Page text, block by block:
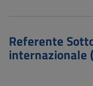
Referente
internazionale